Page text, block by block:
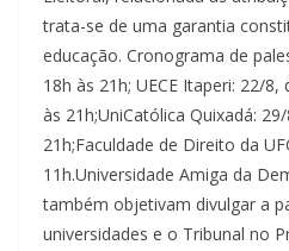
trata-se de uma garantia
educação. Cronograma de
18h às 21h; UECE Itaperi: 22/
às 21h;UniCatólica Quixadá:
21h;Faculdade de Direito da
11h.Universidade Amiga da
também objetivam divulgar a
universidades e o Tribunal no